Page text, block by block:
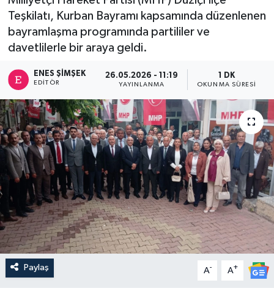
Teşkilatı, Kurban Bayramı kapsamında düzenlenen
bayramlaşma programında partililer ve
davetlilerle bir araya geldi.
ENES ŞIMŞEK
EDITÖR
26.05.2026 - 11:19
YAYINLANMA
1 DK
OKUNMA SÜRESI
Paylaş A- A+